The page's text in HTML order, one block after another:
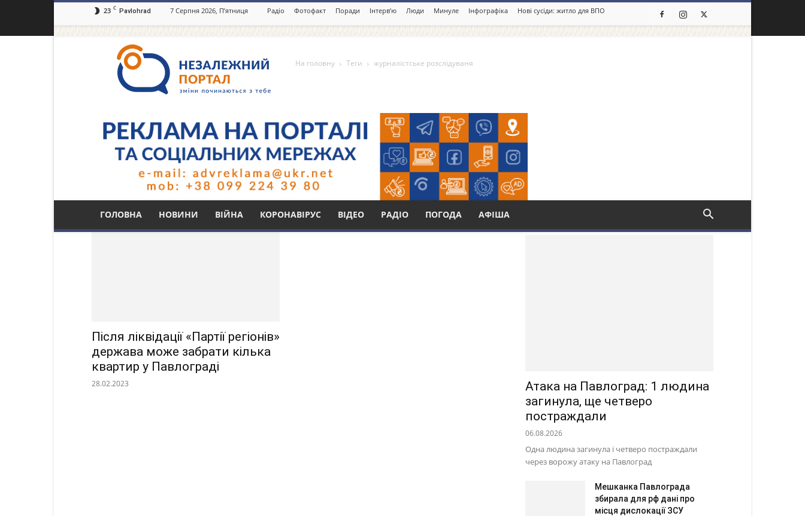
23 C Pavlohrad 7 Серпня 2026, П’ятниця Радіо Фотофакт Поради Інтерв’ю Люди Минуле Інфографіка Нові сусіди: житло для ВПО
портал
Павлоград.dp.ua
ГОЛОВНА НОВИНИ ВІЙНА КОРОНАВІРУС ВІДЕО РАДІО ПОГОДА АФІША
На головну Теги журналістське розслідуваня
Тег: журналістське розслідуваня
Після ліквідації «Партії регіонів»
держава може забрати кілька
квартир у Павлограді
28.02.2023
Атака на Павлоград: 1 людина
загинула, ще четверо
постраждали
06.08.2026
Одна людина загинула і четверо постраждали
через ворожу атаку на Павлоград
Мешканка Павлограда
збирала для рф дані про
місця дислокації ЗСУ